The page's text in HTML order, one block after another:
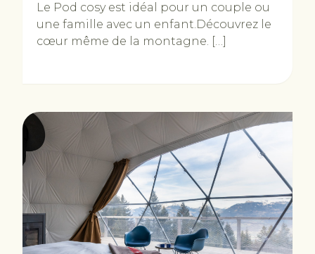
Le Pod cosy est idéal pour un couple ou
une famille avec un enfant.Découvrez le
cœur même de la montagne. […]